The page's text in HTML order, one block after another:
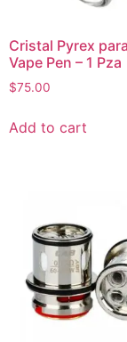
Cristal Pyrex
Vape Pen – 1 Pza
$75.00
Add to cart